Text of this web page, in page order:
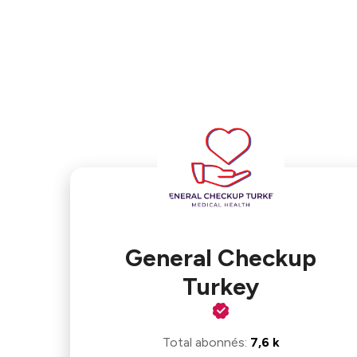
General Checkup
Turkey
Total abonnés: 7,6 k